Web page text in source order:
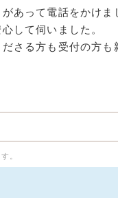
あって電話をかけま
して伺いました。
さる方も受付の方も
。